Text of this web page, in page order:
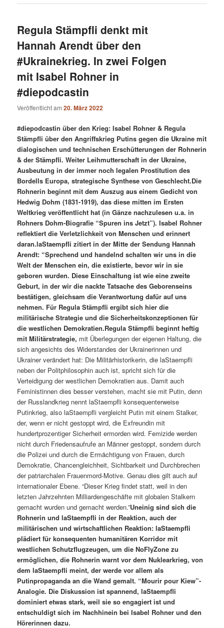
Regula Stämpfli denkt mit
Hannah Arendt über den
#Ukrainekrieg. In zwei Folgen
mit Isabel Rohner in
#diepodcastin
Veröffentlicht am20. März 2022
#diepodcastin über den Krieg: Isabel Rohner & Regula
Stämpfli über den Angriffskrieg Putins gegen die Ukraine mit
dialogischen und technischen Erschütterungen der Rohnerin
& der Stämpfli. Weiter Leihmutterschaft in der Ukraine,
Ausbeutung in der immer noch legalen Prostitution des
Bordells Europa, strategische Synthese von Geschlecht.Die
Rohnerin beginnt mit dem Auszug aus einem Gedicht von
Hedwig Dohm (1831-1919), das diese mitten im Ersten
Weltkrieg veröffentlicht hat (in Gänze nachzulesen u.a. in
Rohners Dohm-Biografie “Spuren ins Jetzt”). Isabel Rohner
reflektiert die Verletzlichkeit von Menschen und erinnert
daran.laStaempfli zitiert in der Mitte der Sendung Hannah
Arendt: “Sprechend und handelnd schalten wir uns in die
Welt der Menschen ein, die existierte, bevor wir in sie
geboren wurden. Diese Einschaltung ist wie eine zweite
Geburt, in der wir die nackte Tatsache des Geborenseins
bestätigen, gleichsam die Verantwortung dafür auf uns
nehmen. Für Regula Stämpfli ergibt sich hier die
militärische Strategie und die Sicherheitskonzeptionen für
die westlichen Demokratien.Regula Stämpfli beginnt heftig
mit Militärstrategie, mit Überlegungen der eigenen Haltung, die
sich angesichts des Widerstandes der Ukrainerinnen und
Ukrainer verändert hat: Die Militärhistorikerin, die laStaempfli
neben der Politphilosophin auch ist, spricht sich für die
Verteidigung der westlichen Demokratien aus. Damit auch
Feministinnen dies besser verstehen, macht sie mit Putin, denn
der Russlandkrieg nennt laStaempfli konsequenterweise
Putinkrieg, also laStaempfli vergleicht Putin mit einem Stalker,
der, wenn er nicht gestoppt wird, die Exfreundin mit
hundertprozentiger Sicherheit ermorden wird. Femizide werden
nicht durch Friedensaufrufe an Männer gestoppt, sondern durch
die Polizei und durch die Ermächtigung von Frauen, durch
Demokratie, Chancengleichheit, Sichtbarkeit und Durchbrechen
der patriarchalen Frauenmord-Motive. Genau dies gilt auch auf
internationaler Ebene. “Dieser Krieg findet statt, weil in den
letzten Jahrzehnten Milliardengeschäfte mit globalen Stalkern
gemacht wurden und gemacht werden.”Uneinig sind sich die
Rohnerin und laStaempfli in der Reaktion, auch der
militärischen und wirtschaftlichen Reaktion: laStaempfli
plädiert für konsequenten humanitären Korridor mit
westlichen Schutzflugzeugen, um die NoFlyZone zu
ermöglichen, die Rohnerin warnt vor dem Nuklearkrieg, von
dem laStaempfli meint, der werde vor allem als
Putinpropaganda an die Wand gemalt. “Mourir pour Kiew”-
Analogie. Die Diskussion ist spannend, laStaempfli
dominiert etwas stark, weil sie so engagiert ist und
entschuldigt sich im Nachhinein bei Isabel Rohner und den
Hörerinnen dazu.